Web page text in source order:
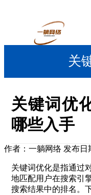
关
关键词优
哪些入手
作者：一躺网络 发布日
关键词优化是指通过
地匹配用户在搜索引
搜索结果中的排名。